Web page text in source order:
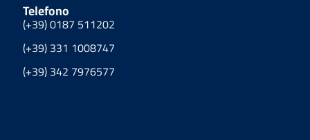
Telefono
(+39) 0187 511202
(+39) 331 1008747
(+39) 342 7976577